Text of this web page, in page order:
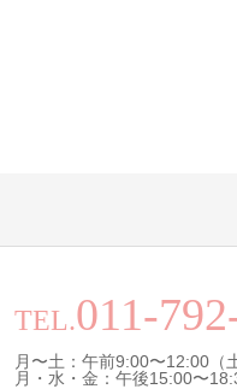
TEL.011-
月〜土：午前9:00〜12:00（
月・水・金：午後15:00〜